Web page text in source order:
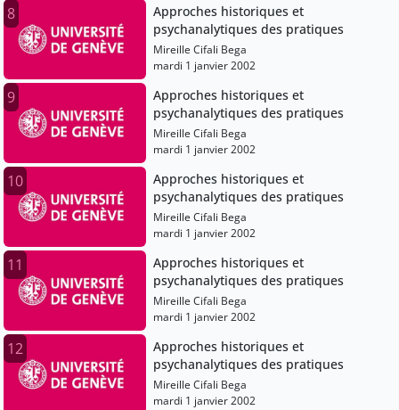
8
Approches historiques et
psychanalytiques des pratiques
Mireille Cifali Bega
mardi 1 janvier 2002
9
Approches historiques et
psychanalytiques des pratiques
Mireille Cifali Bega
mardi 1 janvier 2002
10
Approches historiques et
psychanalytiques des pratiques
Mireille Cifali Bega
mardi 1 janvier 2002
11
Approches historiques et
psychanalytiques des pratiques
Mireille Cifali Bega
mardi 1 janvier 2002
12
Approches historiques et
psychanalytiques des pratiques
Mireille Cifali Bega
mardi 1 janvier 2002